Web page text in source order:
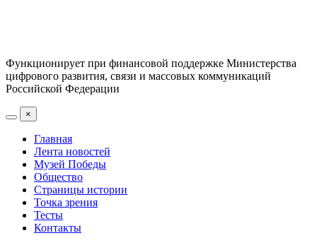
Функционирует при финансовой поддержке Министерства
цифрового развития, связи и массовых коммуникаций
Российской Федерации
×
Главная
Лента новостей
Музей Победы
Общество
Страницы истории
Точка зрения
Тесты
Контакты